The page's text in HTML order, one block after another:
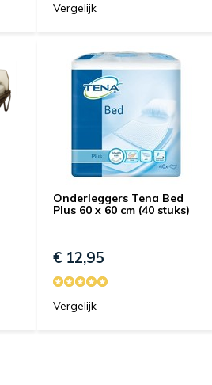
Vergelijk
Onderleggers Tena Bed
Plus 60 x 60 cm (40 stuks)
€ 12,95
Vergelijk